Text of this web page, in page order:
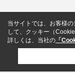
当サイトでは、お客様
して、クッキー（
詳しくは、当社の 「